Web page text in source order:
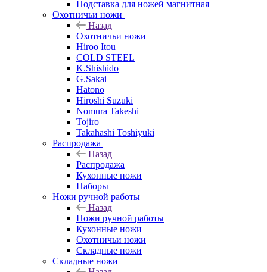
Подставка для ножей магнитная
Охотничьи ножи
Назад
Охотничьи ножи
Hiroo Itou
COLD STEEL
K.Shishido
G.Sakai
Hatono
Hiroshi Suzuki
Nomura Takeshi
Tojiro
Takahashi Toshiyuki
Распродажа
Назад
Распродажа
Кухонные ножи
Наборы
Ножи ручной работы
Назад
Ножи ручной работы
Кухонные ножи
Охотничьи ножи
Складные ножи
Складные ножи